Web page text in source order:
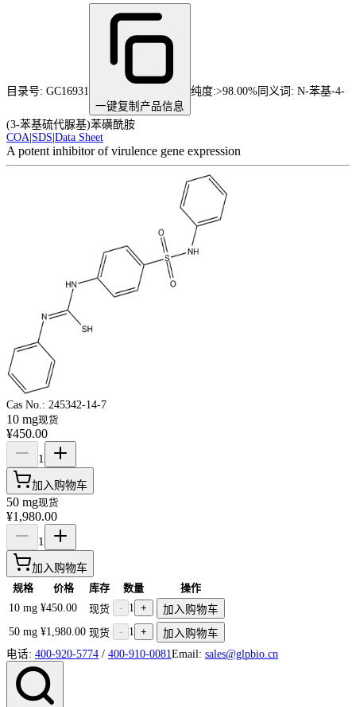
目录号: GC16931
一键复制产品信息
纯度:>98.00% 同义词: N-苯基-4-
(3-苯基硫代脲基)苯磺酰胺
COA SDS Data Sheet
A potent inhibitor of virulence gene expression
Cas No.: 245342-14-7
10 mg现货
¥450.00
1
加入购物车
50 mg现货
¥1,980.00
1
加入购物车
规格 价格 库存 数量
操作
10 mg ¥450.00 现货 - 1 +
加入购物车
50 mg ¥1,980.00 现货 - 1 +
加入购物车
电话: 400-920-5774 / 400-910-0081 Email: sales@glpbio.cn